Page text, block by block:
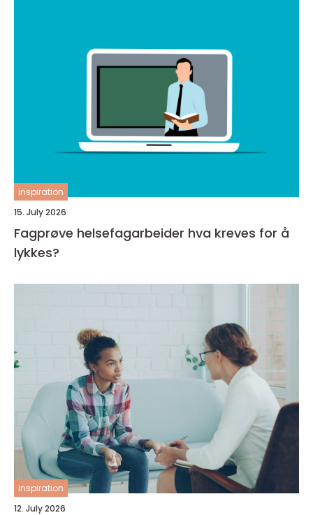
inspiration
15. July 2026
Fagprøve helsefagarbeider hva kreves for å
lykkes?
inspiration
12. July 2026